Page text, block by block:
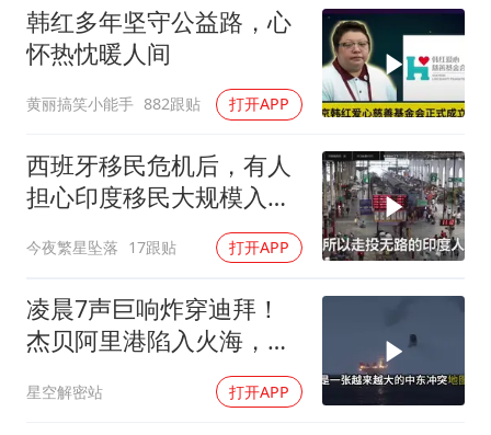
乐享全民健身 共筑健康中国
韩红多年坚守公益路，心
怀热忱暖人间
黄丽搞笑小能手 882跟贴 打开APP
西班牙移民危机后，有人
担心印度移民大规模入侵
今夜繁星坠落 17跟贴 打开APP
凌晨7声巨响炸穿迪拜！
杰贝阿里港陷入火海，美
军弹药库告急让中东盟友
彻底心寒
星空解密站 打开APP